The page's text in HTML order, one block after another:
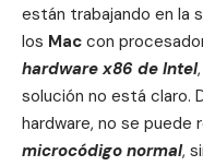
están trabajando en la
los Mac con
hardware x86 de Intel
solución no está claro.
hardware, no se puede
microcódigo normal,